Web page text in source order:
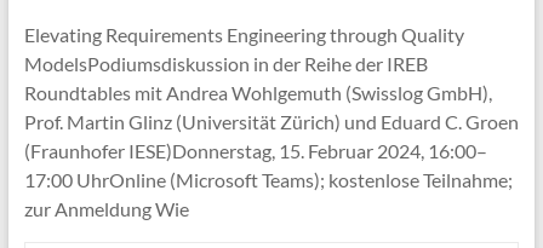
Elevating Requirements Engineering through Quality
ModelsPodiumsdiskussion in der Reihe der IREB
Roundtables mit Andrea Wohlgemuth (Swisslog GmbH),
Prof. Martin Glinz (Universität Zürich) und Eduard C. Groen
(Fraunhofer IESE)Donnerstag, 15. Februar 2024, 16:00–
17:00 UhrOnline (Microsoft Teams); kostenlose Teilnahme;
zur Anmeldung Wie